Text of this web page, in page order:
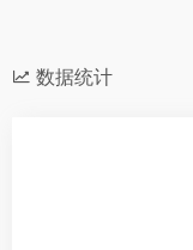
数据统计